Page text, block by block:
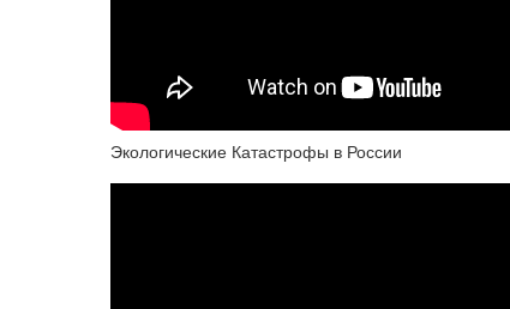
Экологические Катастрофы в России